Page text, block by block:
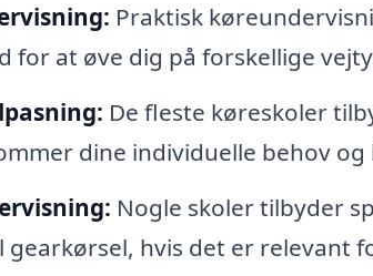
Praktisk
for at øve dig på forskellige
De fleste køreskoler
dine individuelle behov
Nogle skoler tilbyder
gearkørsel, hvis det er relevant